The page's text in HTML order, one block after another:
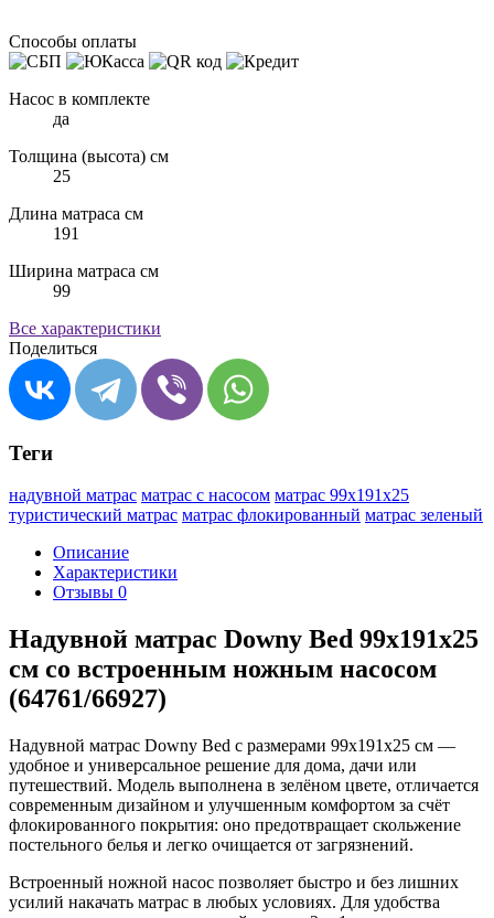
Способы оплаты
Насос в комплекте
да
Толщина (высота) см
25
Длина матраса см
191
Ширина матраса см
99
Все характеристики
Поделиться
Теги
надувной матрас матрас с насосом матрас 99х191х25
туристический матрас матрас флокированный матрас зеленый
Описание
Характеристики
Отзывы 0
Надувной матрас Downy Bed 99х191х25
см со встроенным ножным насосом
(64761/66927)
Надувной матрас Downy Bed с размерами 99х191х25 см —
удобное и универсальное решение для дома, дачи или
путешествий. Модель выполнена в зелёном цвете, отличается
современным дизайном и улучшенным комфортом за счёт
флокированного покрытия: оно предотвращает скольжение
постельного белья и легко очищается от загрязнений.
Встроенный ножной насос позволяет быстро и без лишних
усилий накачать матрас в любых условиях. Для удобства